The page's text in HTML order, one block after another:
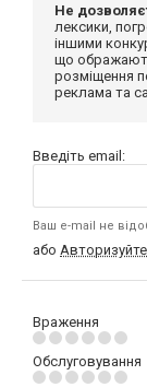
Не
лексики,
іншими
що ображають
розміщення
реклама та
Введіть email:
Ваш e-mail не
або
Враження
Обслуговування